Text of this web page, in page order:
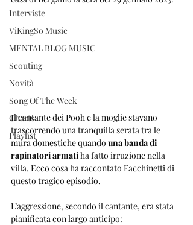
Interviste
ViKingSo Music
MENTAL BLOG MUSIC
Scouting
Novità
Song Of The Week
Charts
Playlist
Il cantante dei Pooh e la moglie stavano
trascorrendo una tranquilla serata tra le
mura domestiche quando una banda di
rapinatori armati ha fatto irruzione nella
villa. Ecco cosa ha raccontato Facchinetti di
questo tragico episodio.
L’aggressione, secondo il cantante, era stata
pianificata con largo anticipo: